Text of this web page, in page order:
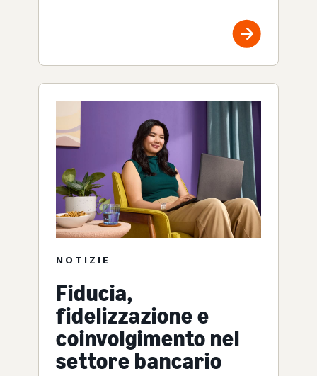
NOTIZIE
Fiducia,
fidelizzazione e
coinvolgimento nel
settore bancario